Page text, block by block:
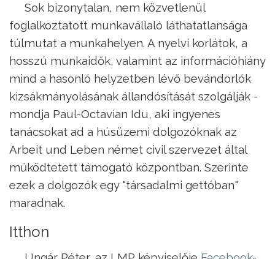
Sok bizonytalan, nem közvetlenül
foglalkoztatott munkavállaló láthatatlansága
túlmutat a munkahelyen. A nyelvi korlátok, a
hosszú munkaidők, valamint az információhiány
mind a hasonló helyzetben lévő bevándorlók
kizsákmányolásának állandósítását szolgálják -
mondja Paul-Octavian Idu, aki ingyenes
tanácsokat ad a húsüzemi dolgozóknak az
Arbeit und Leben német civil szervezet által
működtetett támogató központban. Szerinte
ezek a dolgozók egy "társadalmi gettóban"
maradnak.
Itthon